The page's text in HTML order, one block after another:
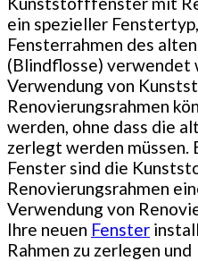
ein spezieller
Fensterrahmen des
(Blindflosse) verwendet
Verwendung von
Renovierungsrahmen
werden, ohne dass die
zerlegt werden müssen.
Fenster sind die
Renovierungsrahmen
Verwendung von
Ihre neuen Fenster
Rahmen zu zerlegen und